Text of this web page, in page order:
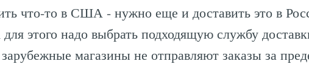
что-то в США - нужно еще и доставить это в
этого надо выбрать подходящую службу
магазины не отправляют заказы за